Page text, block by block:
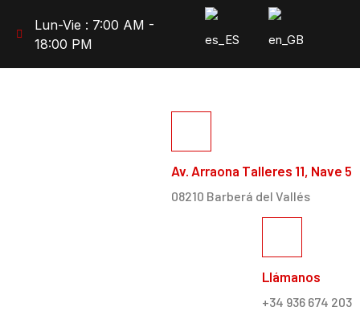
Lun-Vie : 7:00 AM -
18:00 PM
Av. Arraona Talleres 11, Nave 5
08210 Barberá del Vallés
Llámanos
+34 936 674 203